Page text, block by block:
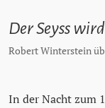
Der Seyss
Robert Winterstein
In der Nacht zum